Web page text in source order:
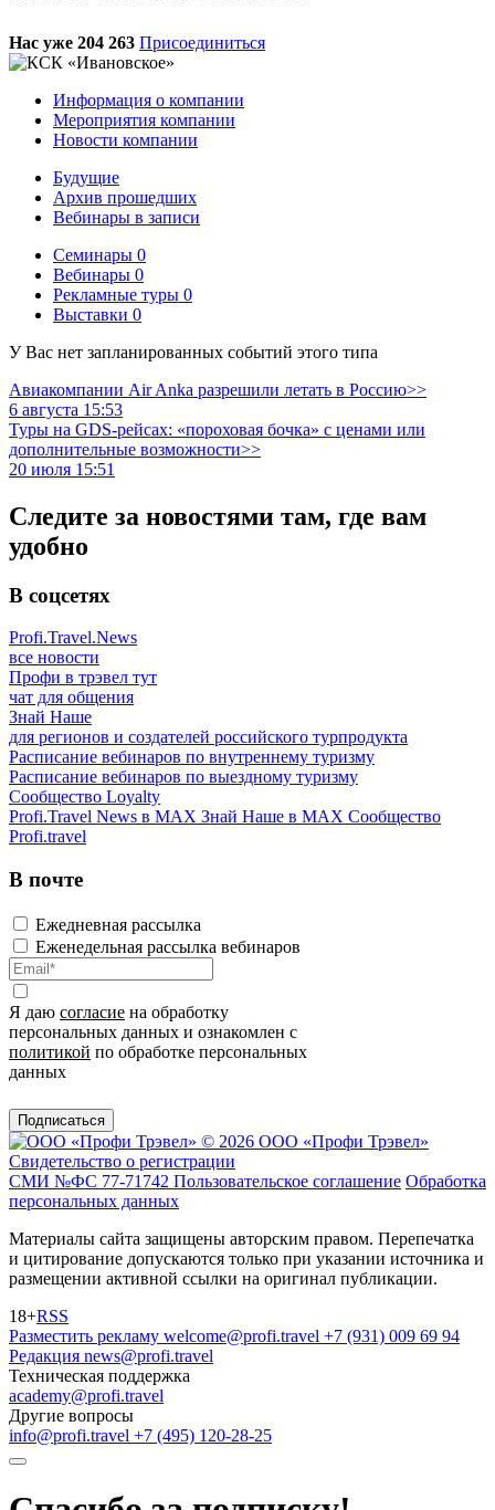
Нас уже 204 263 Присоединиться
Информация о компании
Мероприятия компании
Новости компании
Будущие
Архив прошедших
Вебинары в записи
Семинары 0
Вебинары 0
Рекламные туры 0
Выставки 0
У Вас нет запланированных событий этого типа
Авиакомпании Air Anka разрешили летать в Россию>>
6 августа 15:53
Туры на GDS-рейсах: «пороховая бочка» с ценами или
дополнительные возможности>>
20 июля 15:51
Следите за новостями там, где вам
удобно
В соцсетях
Profi.Travel.News
все новости
Профи в трэвел тут
чат для общения
Знай Наше
для регионов и создателей российского турпродукта
Расписание вебинаров по внутреннему туризму
Расписание вебинаров по выездному туризму
Сообщество Loyalty
Profi.Travel News в MAX Знай Наше в MAX Сообщество
Profi.travel
В почте
Ежедневная рассылка
Еженедельная рассылка вебинаров
Я даю согласие на обработку
персональных данных и ознакомлен с
политикой по обработке персональных
данных
Подписаться
© 2026 ООО «Профи Трэвeл»
Свидетельство о регистрации
СМИ №ФС 77-71742 Пользовательское соглашение Обработка
персональных данных
Материалы сайта защищены авторским правом. Перепечатка
и цитирование допускаются только при указании источника и
размещении активной ссылки на оригинал публикации.
18+RSS
Разместить рекламу welcome@profi.travel +7 (931) 009 69 94
Редакция news@profi.travel
Техническая поддержка
academy@profi.travel
Другие вопросы
info@profi.travel +7 (495) 120-28-25